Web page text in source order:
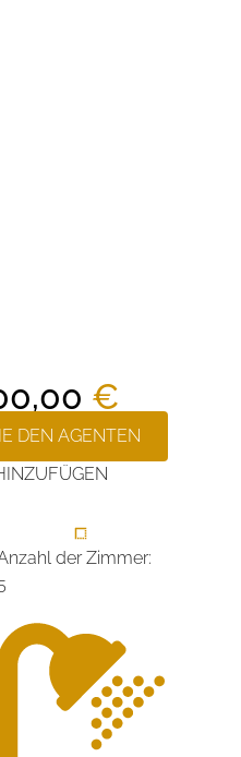
€
DEN AGENTEN
der Zimmer: